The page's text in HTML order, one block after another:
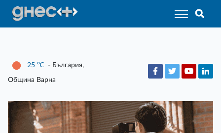
25 ℃ - България,
Община Варна